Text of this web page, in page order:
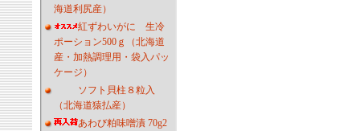
海道利尻産）
紅ずわいがに 生冷
ポーション500ｇ（北海道
産・加熱調理用・袋入パッ
ケージ）
ソフト貝柱８粒入
（北海道猿払産）
あわび粕味噌漬 70g2